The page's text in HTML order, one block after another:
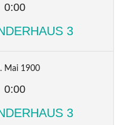
0:00
3
Mai 1900
0:00
3